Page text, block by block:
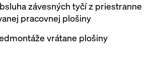
závesných tyčí z priestranne
pracovnej plošiny
vrátane plošiny